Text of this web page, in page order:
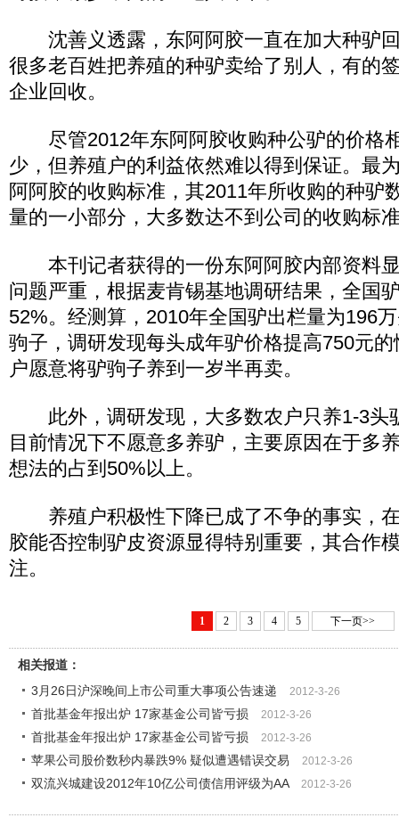
沈善义透露，东阿阿胶一直在加大种驴
很多老百姓把养殖的种驴卖给了别人，有的
企业回收。
尽管2012年东阿阿胶收购种公驴的价格
少，但养殖户的利益依然难以得到保证。最
阿阿胶的收购标准，其2011年所收购的种驴
量的一小部分，大多数达不到公司的收购标
本刊记者获得的一份东阿阿胶内部资料
问题严重，根据麦肯锡基地调研结果，全国
52%。经测算，2010年全国驴出栏量为196
驹子，调研发现每头成年驴价格提高750元
户愿意将驴驹子养到一岁半再卖。
此外，调研发现，大多数农户只养1-3头
目前情况下不愿意多养驴，主要原因在于多
想法的占到50%以上。
养殖户积极性下降已成了不争的事实，
胶能否控制驴皮资源显得特别重要，其合作
注。
1 2 3 4 5 下一页>>
相关报道：
3月26日沪深晚间上市公司重大事项公告速递
2012-3-26
首批基金年报出炉 17家基金公司皆亏损 2012-3-26
首批基金年报出炉 17家基金公司皆亏损 2012-3-26
苹果公司股价数秒内暴跌9% 疑似遭遇错误交易 2012-3-26
双流兴城建设2012年10亿公司债信用评级为AA 2012-3-26